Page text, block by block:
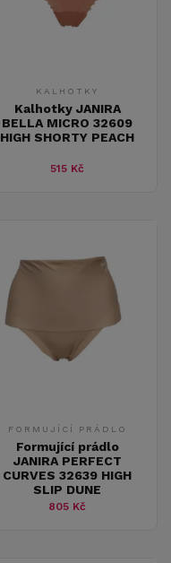
KALHOTKY
Kalhotky JANIRA
BELLA MICRO 32609
HIGH SHORTY PEACH
515 Kč
FORMUJÍCÍ PRÁDLO
Formující prádlo
JANIRA PERFECT
CURVES 32639 HIGH
SLIP DUNE
805 Kč